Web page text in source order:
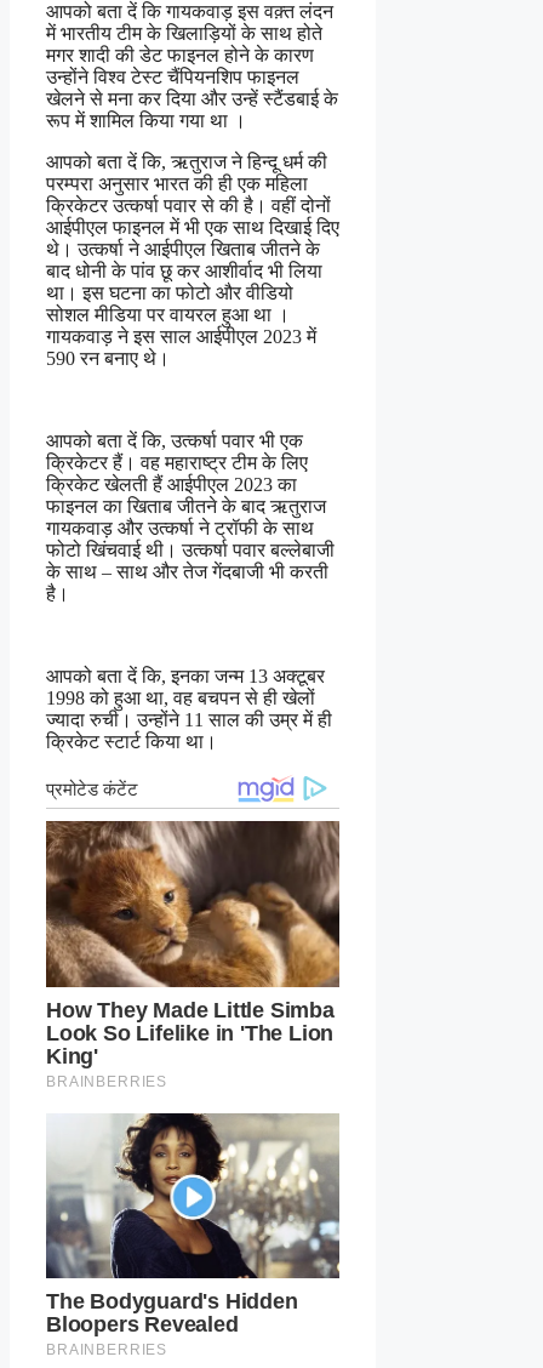
आपको बता दें कि गायकवाड़ इस वक़्त लंदन
में भारतीय टीम के खिलाड़ियों के साथ होते
मगर शादी की डेट फाइनल होने के कारण
उन्होंने विश्व टेस्ट चैंपियनशिप फाइनल
खेलने से मना कर दिया और उन्हें स्टैंडबाई के
रूप में शामिल किया गया था ।
आपको बता दें कि, ऋतुराज ने हिन्दू धर्म की
परम्परा अनुसार भारत की ही एक महिला
क्रिकेटर उत्कर्षा पवार से की है। वहीं दोनों
आईपीएल फाइनल में भी एक साथ दिखाई दिए
थे। उत्कर्षा ने आईपीएल खिताब जीतने के
बाद धोनी के पांव छू कर आशीर्वाद भी लिया
था। इस घटना का फोटो और वीडियो
सोशल मीडिया पर वायरल हुआ था ।
गायकवाड़ ने इस साल आईपीएल 2023 में
590 रन बनाए थे।
आपको बता दें कि, उत्कर्षा पवार भी एक
क्रिकेटर हैं। वह महाराष्ट्र टीम के लिए
क्रिकेट खेलती हैं आईपीएल 2023 का
फाइनल का खिताब जीतने के बाद ऋतुराज
गायकवाड़ और उत्कर्षा ने ट्रॉफी के साथ
फोटो खिंचवाई थी। उत्कर्षा पवार बल्लेबाजी
के साथ – साथ और तेज गेंदबाजी भी करती
है।
आपको बता दें कि, इनका जन्म 13 अक्टूबर
1998 को हुआ था, वह बचपन से ही खेलों
ज्यादा रुची। उन्होंने 11 साल की उम्र में ही
क्रिकेट स्टार्ट किया था।